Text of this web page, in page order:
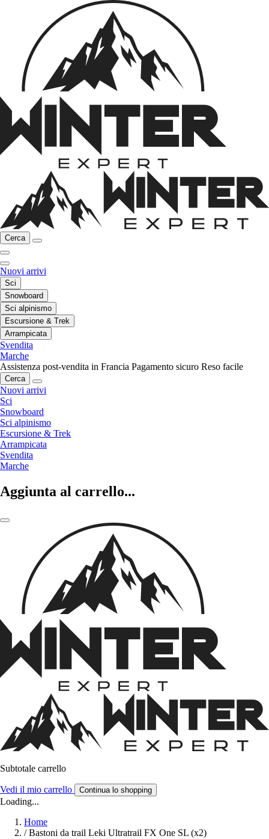
Cerca
Nuovi arrivi
Sci
Snowboard
Sci alpinismo
Escursione & Trek
Arrampicata
Svendita
Marche
Assistenza post-vendita in Francia Pagamento sicuro Reso facile
Cerca
Nuovi arrivi
Sci
Snowboard
Sci alpinismo
Escursione & Trek
Arrampicata
Svendita
Marche
Aggiunta al carrello...
Subtotale carrello
Vedi il mio carrello Continua lo shopping
Loading...
Home
/ Bastoni da trail Leki Ultratrail FX One SL (x2)